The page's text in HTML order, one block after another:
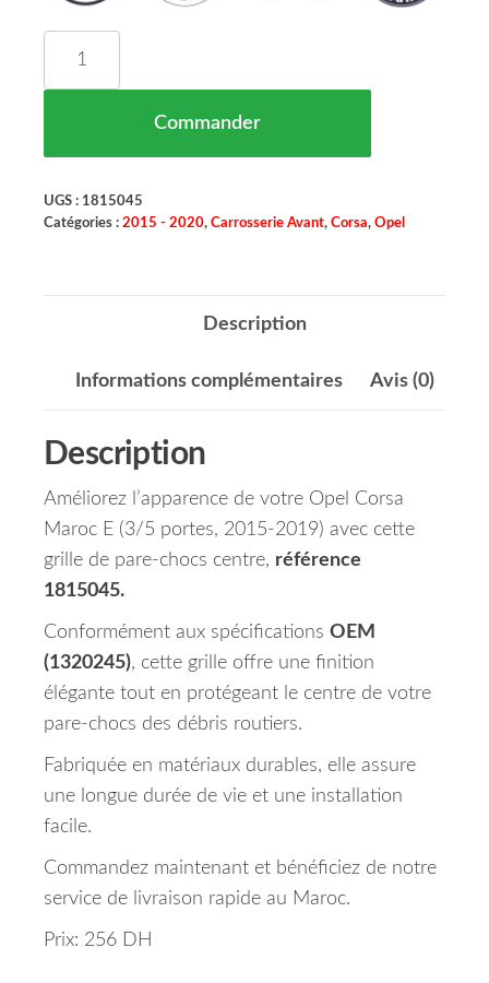
Commander
UGS : 1815045
Catégories : 2015 - 2020, Carrosserie Avant, Corsa, Opel
Description
Informations complémentaires Avis (0)
Description
Améliorez l’apparence de votre Opel Corsa
Maroc E (3/5 portes, 2015-2019) avec cette
grille de pare-chocs centre, référence
1815045.
Conformément aux spécifications OEM
(1320245), cette grille offre une finition
élégante tout en protégeant le centre de votre
pare-chocs des débris routiers.
Fabriquée en matériaux durables, elle assure
une longue durée de vie et une installation
facile.
Commandez maintenant et bénéficiez de notre
service de livraison rapide au Maroc.
Prix: 256 DH